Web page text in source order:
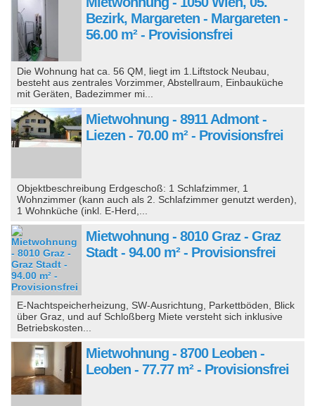
Bezirk, Margareten - Margareten -
56.00 m² - Provisionsfrei
Die Wohnung hat ca. 56 QM, liegt im 1.Liftstock Neubau,
besteht aus zentrales Vorzimmer, Abstellraum, Einbauküche
mit Geräten, Badezimmer mi...
Mietwohnung - 8911 Admont -
Liezen - 70.00 m² - Provisionsfrei
Objektbeschreibung Erdgeschoß: 1 Schlafzimmer, 1
Wohnzimmer (kann auch als 2. Schlafzimmer genutzt werden),
1 Wohnküche (inkl. E-Herd,...
Mietwohnung - 8010 Graz - Graz
Stadt - 94.00 m² - Provisionsfrei
E-Nachtspeicherheizung, SW-Ausrichtung, Parkettböden, Blick
über Graz, und auf Schloßberg Miete versteht sich inklusive
Betriebskosten...
Mietwohnung - 8700 Leoben -
Leoben - 77.77 m² - Provisionsfrei